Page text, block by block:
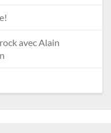
avec Alain